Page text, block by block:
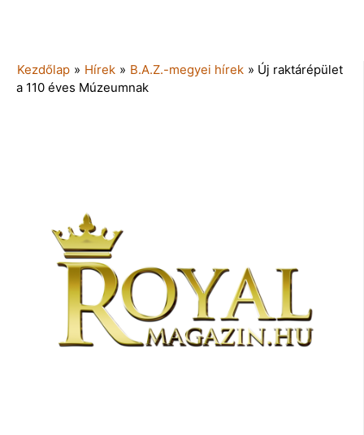
Kezdőlap » Hírek » B.A.Z.-megyei hírek » Új raktárépület
a 110 éves Múzeumnak